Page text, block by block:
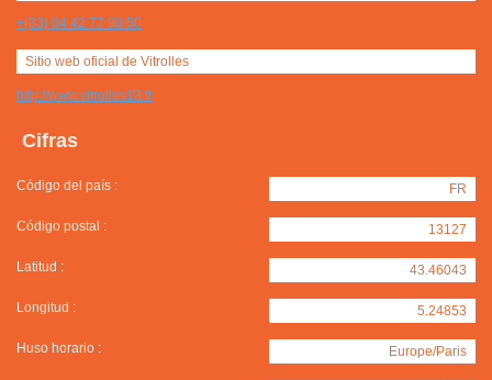
+(33) 04 42 77 90 50
Sitio web oficial de Vitrolles
http://www.vitrolles13.fr
Cifras
Código del país : FR
Código postal : 13127
Latitud : 43.46043
Longitud : 5.24853
Huso horario : Europe/Paris